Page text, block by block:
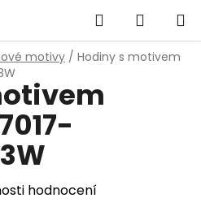
Hledat
KOŠÍK
motivy / Hodiny s motivem
hodnocení